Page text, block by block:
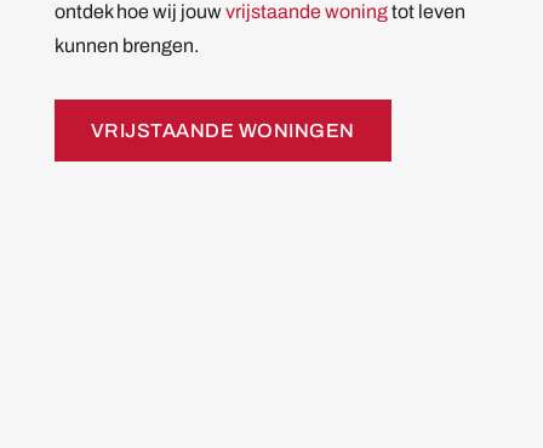
ontdek hoe wij jouwvrijstaande woningtot leven
kunnen brengen.
VRIJSTAANDE WONINGEN